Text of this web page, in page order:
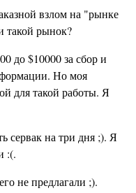
взлом на "рынке
такой рынок?
до $10000 за сбор и
Но моя
для такой работы. Я
сервак на три дня ;). Я
:(.
не предлагали ;).